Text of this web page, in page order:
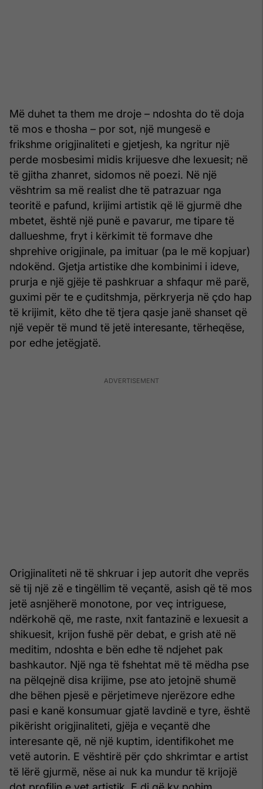
Më duhet ta them me droje – ndoshta do të doja
të mos e thosha – por sot, një mungesë e
frikshme origjinaliteti e gjetjesh, ka ngritur një
perde mosbesimi midis krijuesve dhe lexuesit; në
të gjitha zhanret, sidomos në poezi. Në një
vështrim sa më realist dhe të patrazuar nga
teoritë e pafund, krijimi artistik që lë gjurmë dhe
mbetet, është një punë e pavarur, me tipare të
dallueshme, fryt i kërkimit të formave dhe
shprehive origjinale, pa imituar (pa le më kopjuar)
ndokënd. Gjetja artistike dhe kombinimi i ideve,
prurja e një gjëje të pashkruar a shfaqur më parë,
guximi për te e çuditshmja, përkryerja në çdo hap
të krijimit, këto dhe të tjera qasje janë shanset që
një vepër të mund të jetë interesante, tërheqëse,
por edhe jetëgjatë.
Origjinaliteti në të shkruar i jep autorit dhe veprës
së tij një zë e tingëllim të veçantë, asish që të mos
jetë asnjëherë monotone, por veç intriguese,
ndërkohë që, me raste, nxit fantazinë e lexuesit a
shikuesit, krijon fushë për debat, e grish atë në
meditim, ndoshta e bën edhe të ndjehet pak
bashkautor. Një nga të fshehtat më të mëdha pse
na pëlqejnë disa krijime, pse ato jetojnë shumë
dhe bëhen pjesë e përjetimeve njerëzore edhe
pasi e kanë konsumuar gjatë lavdinë e tyre, është
pikërisht origjinaliteti, gjëja e veçantë dhe
interesante që, në një kuptim, identifikohet me
vetë autorin. E vështirë për çdo shkrimtar e artist
të lërë gjurmë, nëse ai nuk ka mundur të krijojë